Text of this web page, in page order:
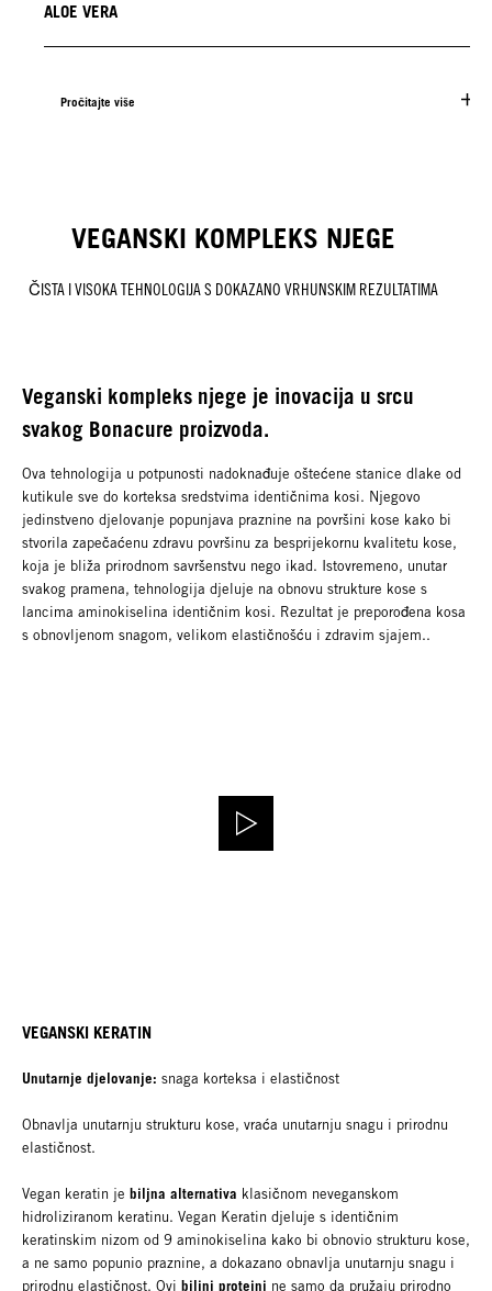
ALOE VERA
Pročitajte više
VEGANSKI KOMPLEKS NJEGE
ČISTA I VISOKA TEHNOLOGIJA S DOKAZANO VRHUNSKIM REZULTATIMA
Veganski kompleks njege je inovacija u srcu
svakog Bonacure proizvoda.
Ova tehnologija u potpunosti nadoknađuje oštećene stanice dlake od
kutikule sve do korteksa sredstvima identičnima kosi. Njegovo
jedinstveno djelovanje popunjava praznine na površini kose kako bi
stvorila zapečaćenu zdravu površinu za besprijekornu kvalitetu kose,
koja je bliža prirodnom savršenstvu nego ikad. Istovremeno, unutar
svakog pramena, tehnologija djeluje na obnovu strukture kose s
lancima aminokiselina identičnim kosi. Rezultat je preporođena kosa
s obnovljenom snagom, velikom elastičnošću i zdravim sjajem..
VEGANSKI KERATIN
Unutarnje djelovanje: snaga korteksa i elastičnost
Obnavlja unutarnju strukturu kose, vraća unutarnju snagu i prirodnu
elastičnost.
Vegan keratin je biljna alternativa klasičnom neveganskom
hidroliziranom keratinu. Vegan Keratin djeluje s identičnim
keratinskim nizom od 9 aminokiselina kako bi obnovio strukturu kose,
a ne samo popunio praznine, a dokazano obnavlja unutarnju snagu i
prirodnu elastičnost. Ovi biljni proteini ne samo da pružaju prirodno